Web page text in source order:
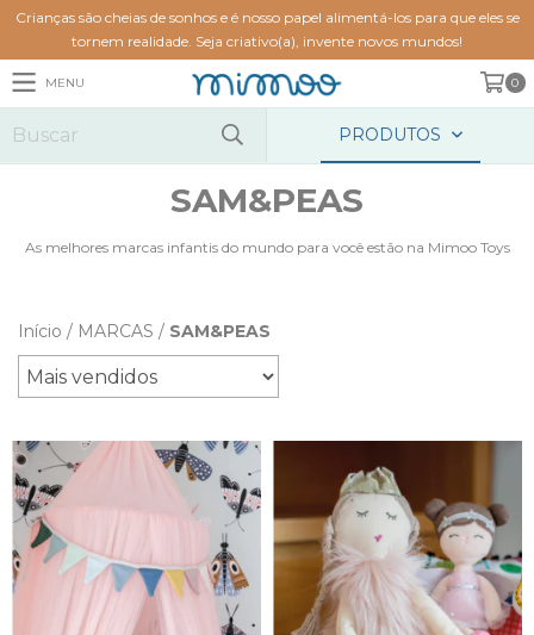
Crianças são cheias de sonhos e é nosso papel alimentá-los para que eles se
tornem realidade. Seja criativo(a), invente novos mundos!
MENU 0
PRODUTOS
SAM&PEAS
As melhores marcas infantis do mundo para você estão na Mimoo Toys
Início / MARCAS / SAM&PEAS